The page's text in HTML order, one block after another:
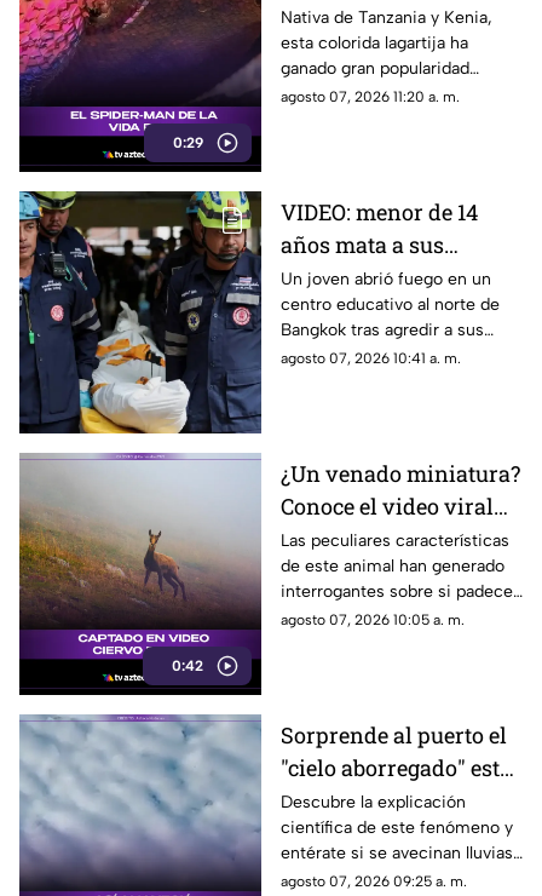
0:29
reptil con los colores
del superhéroe
Nativa de Tanzania y Kenia,
esta colorida lagartija ha
ganado gran popularidad
debido a su increíble parecido
agosto 07, 2026 11:20 a. m.
VIDEO: menor de 14
años mata a sus
abuelos y 5 profesores
en tiroteo
Un joven abrió fuego en un
centro educativo al norte de
Bangkok tras agredir a sus
familiares; el incidente dejó
agosto 07, 2026 10:41 a. m.
0:42
¿Un venado miniatura?
Conoce el video viral
que causa asombro en
redes sociales
Las peculiares características
de este animal han generado
interrogantes sobre si padece
una malformación congénita.
agosto 07, 2026 10:05 a. m.
Sorprende al puerto el
"cielo aborregado" este
viernes: ¿Qué nos
espera en el clima?
Descubre la explicación
científica de este fenómeno y
entérate si se avecinan lluvias
o buen tiempo.
agosto 07, 2026 09:25 a. m.